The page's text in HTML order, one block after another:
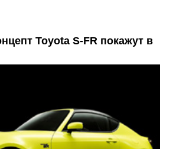
Toyota S-FR покажут в